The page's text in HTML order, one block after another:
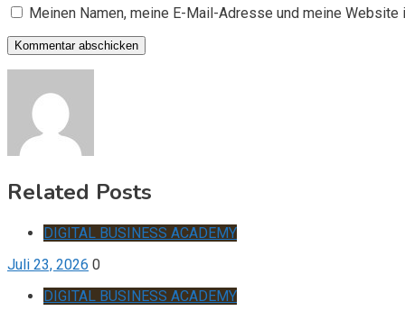
Meinen Namen, meine E-Mail-Adresse und meine
Related Posts
DIGITAL BUSINESS ACADEMY
Juli 23, 2026 0
DIGITAL BUSINESS ACADEMY